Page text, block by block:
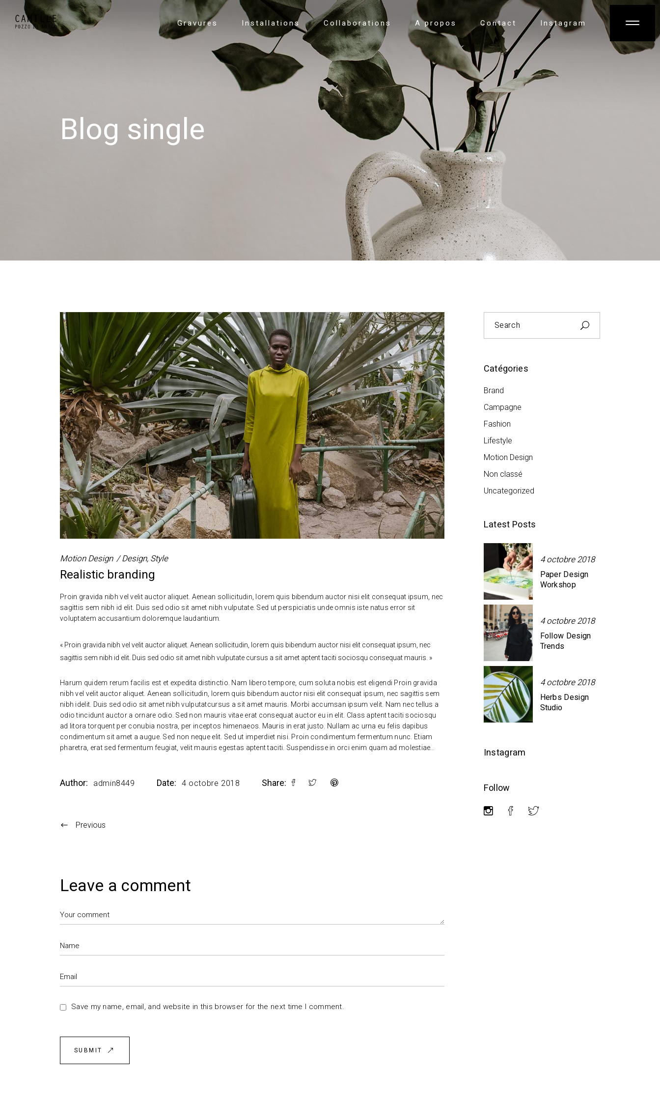
Gravures Installations Collaborations A propos Contact Instagram
Blog single
Motion Design Design, Style
Realistic branding
Proin gravida nibh vel velit auctor aliquet. Aenean sollicitudin, lorem quis bibendum auctor nisi elit consequat ipsum, nec
sagittis sem nibh id elit. Duis sed odio sit amet nibh vulputate. Sed ut perspiciatis unde omnis iste natus error sit
voluptatem accusantium doloremque laudantium.
« Proin gravida nibh vel velit auctor aliquet. Aenean sollicitudin, lorem quis bibendum auctor nisi elit consequat ipsum, nec
sagittis sem nibh id elit. Duis sed odio sit amet nibh vulputate cursus a sit amet aptent taciti sociosqu consequat mauris. »
Harum quidem rerum facilis est et expedita distinctio. Nam libero tempore, cum soluta nobis est eligendi Proin gravida
nibh vel velit auctor aliquet. Aenean sollicitudin, lorem quis bibendum auctor nisi elit consequat ipsum, nec sagittis sem
nibh idelit. Duis sed odio sit amet nibh vulputatcursus a sit amet mauris. Morbi accumsan ipsum velit. Nam nec tellus a
odio tincidunt auctor a ornare odio. Sed non mauris vitae erat consequat auctor eu in elit. Class aptent taciti sociosqu
ad litora torquent per conubia nostra, per inceptos himenaeos. Mauris in erat justo. Nullam ac urna eu felis dapibus
condimentum sit amet a augue. Sed non neque elit. Sed ut imperdiet nisi. Proin condimentum fermentum nunc. Etiam
pharetra, erat sed fermentum feugiat, velit mauris egestas aptent taciti. Suspendisse in orci enim quam ad molestiae..
Author: admin8449 Date: 4 octobre 2018 Share:
Previous
Leave a comment
Save my name, email, and website in this browser for the next time I comment.
SUBMIT
for:
Catégories
Brand
Campagne
Fashion
Lifestyle
Motion Design
Non classé
Uncategorized
Latest Posts
4 octobre 2018
Paper Design
Workshop
4 octobre 2018
Follow Design
Trends
4 octobre 2018
Herbs Design
Studio
Instagram
Follow